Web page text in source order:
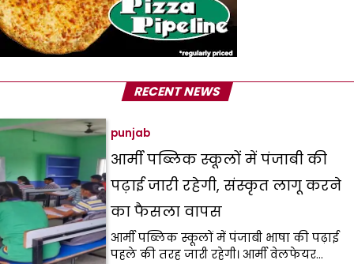
RECENT NEWS
punjab
आर्मी पब्लिक स्कूलों में पंजाबी की
पढ़ाई जारी रहेगी, संस्कृत लागू करने
का फैसला वापस
आर्मी पब्लिक स्कूलों में पंजाबी भाषा की पढ़ाई
पहले की तरह जारी रहेगी। आर्मी वेलफेयर…